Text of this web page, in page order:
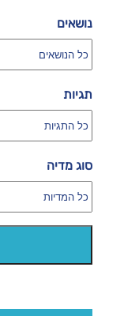
נושאים
תגיות
סוג מדיה